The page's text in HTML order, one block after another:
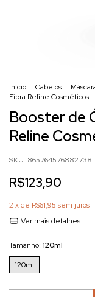
Início . Cabelos .
Fibra Reline Cosméticos -
Booster de
Reline
SKU: 865764576882738
R$123,90
2 x de R$61,95 sem juros
Ver mais detalhes
Tamanho: 120ml
120ml